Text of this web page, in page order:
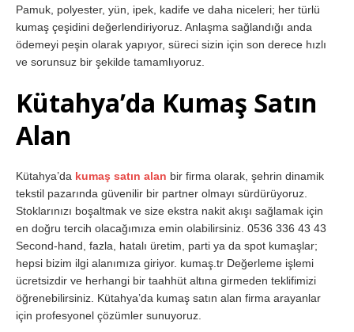
Pamuk, polyester, yün, ipek, kadife ve daha niceleri; her türlü
kumaş çeşidini değerlendiriyoruz. Anlaşma sağlandığı anda
ödemeyi peşin olarak yapıyor, süreci sizin için son derece hızlı
ve sorunsuz bir şekilde tamamlıyoruz.
Kütahya’da Kumaş Satın
Alan
Kütahya’da kumaş satın alan bir firma olarak, şehrin dinamik
tekstil pazarında güvenilir bir partner olmayı sürdürüyoruz.
Stoklarınızı boşaltmak ve size ekstra nakit akışı sağlamak için
en doğru tercih olacağımıza emin olabilirsiniz. 0536 336 43 43
Second-hand, fazla, hatalı üretim, parti ya da spot kumaşlar;
hepsi bizim ilgi alanımıza giriyor. kumaş.tr Değerleme işlemi
ücretsizdir ve herhangi bir taahhüt altına girmeden teklifimizi
öğrenebilirsiniz. Kütahya’da kumaş satın alan firma arayanlar
için profesyonel çözümler sunuyoruz.